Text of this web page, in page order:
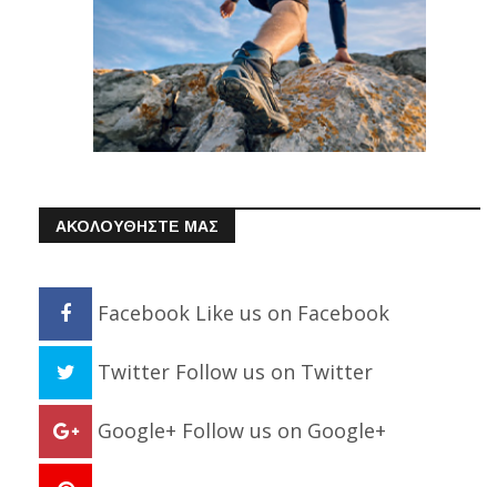
ΑΚΟΛΟΥΘΗΣΤΕ ΜΑΣ
Facebook Like us on Facebook
Twitter Follow us on Twitter
Google+ Follow us on Google+